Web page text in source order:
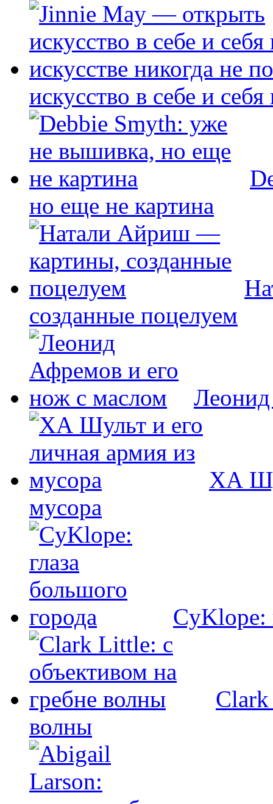
искусство в себе и
но еще не картина
созданные поцелуем
ХА
мусора
CyKlope:
Clark
волны